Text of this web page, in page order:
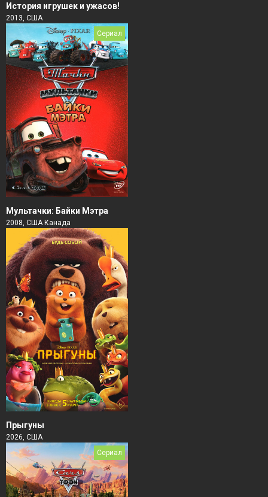
История игрушек и ужасов!
2013, США
Сериал
Мультачки: Байки Мэтра
2008, США Канада
Прыгуны
2026, США
Сериал